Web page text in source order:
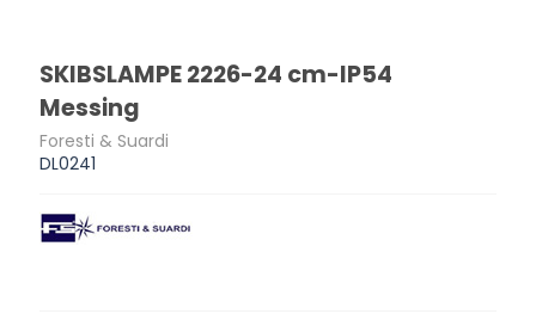
SKIBSLAMPE 2226-24 cm-IP54
Messing
Foresti & Suardi
DL0241